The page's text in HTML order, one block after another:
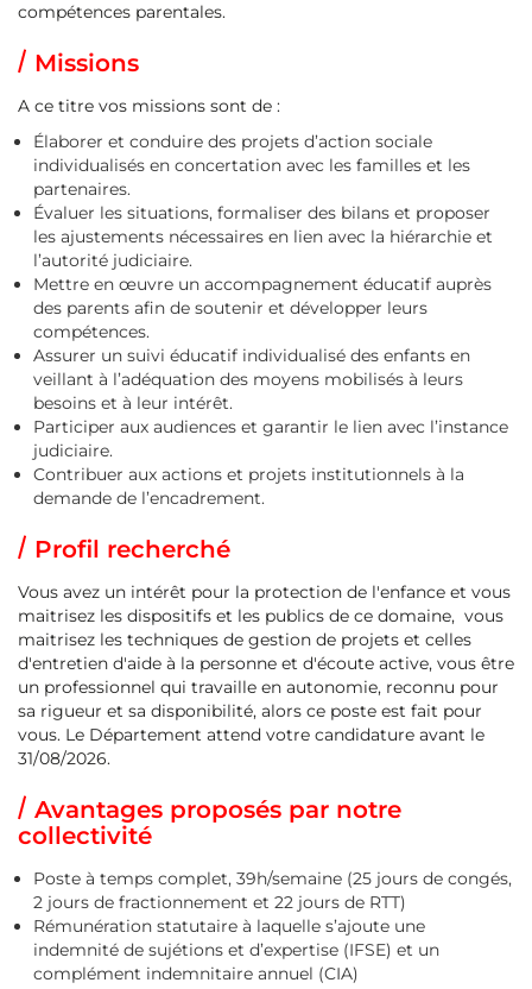
compétences parentales.
Missions
A ce titre vos missions sont de :
Élaborer et conduire des projets d’action sociale
individualisés en concertation avec les familles et les
partenaires.
Évaluer les situations, formaliser des bilans et proposer
les ajustements nécessaires en lien avec la hiérarchie et
l’autorité judiciaire.
Mettre en œuvre un accompagnement éducatif auprès
des parents afin de soutenir et développer leurs
compétences.
Assurer un suivi éducatif individualisé des enfants en
veillant à l’adéquation des moyens mobilisés à leurs
besoins et à leur intérêt.
Participer aux audiences et garantir le lien avec l’instance
judiciaire.
Contribuer aux actions et projets institutionnels à la
demande de l’encadrement.
Profil recherché
Vous avez un intérêt pour la protection de l'enfance et vous
maitrisez les dispositifs et les publics de ce domaine, vous
maitrisez les techniques de gestion de projets et celles
d'entretien d'aide à la personne et d'écoute active, vous être
un professionnel qui travaille en autonomie, reconnu pour
sa rigueur et sa disponibilité, alors ce poste est fait pour
vous. Le Département attend votre candidature avant le
31/08/2026.
Avantages proposés par notre
collectivité
Poste à temps complet, 39h/semaine (25 jours de congés,
2 jours de fractionnement et 22 jours de RTT)
Rémunération statutaire à laquelle s’ajoute une
indemnité de sujétions et d’expertise (IFSE) et un
complément indemnitaire annuel (CIA)